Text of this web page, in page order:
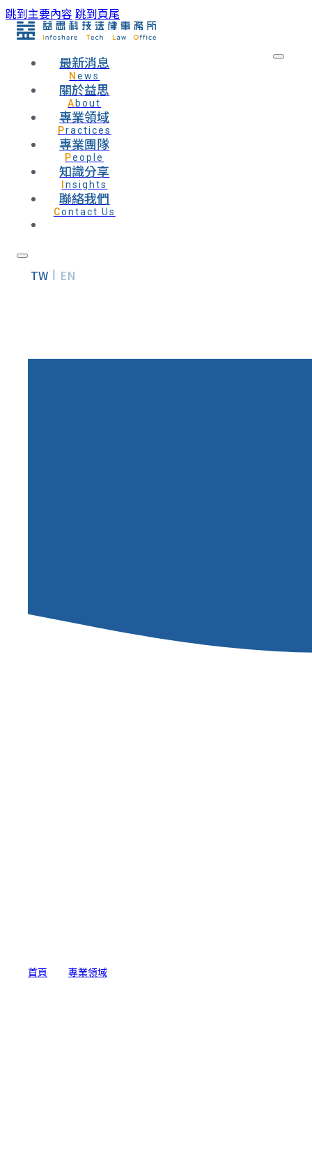
跳到主要內容 跳到頁尾
最新消息
News
關於益思
About
專業領域
Practices
專業團隊
People
知識分享
Insights
聯絡我們
Contact Us
TW EN
首頁 專業領域